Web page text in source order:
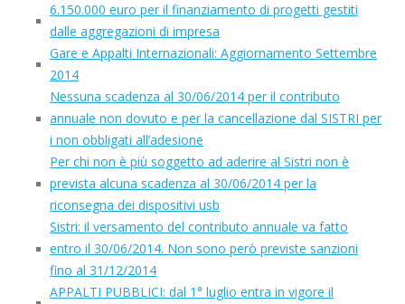
6.150.000 euro per il finanziamento di progetti gestiti
dalle aggregazioni di impresa
Gare e Appalti Internazionali: Aggiornamento Settembre
2014
Nessuna scadenza al 30/06/2014 per il contributo
annuale non dovuto e per la cancellazione dal SISTRI per
i non obbligati all’adesione
Per chi non è più soggetto ad aderire al Sistri non è
prevista alcuna scadenza al 30/06/2014 per la
riconsegna dei dispositivi usb
Sistri: il versamento del contributo annuale va fatto
entro il 30/06/2014. Non sono però previste sanzioni
fino al 31/12/2014
APPALTI PUBBLICI: dal 1° luglio entra in vigore il